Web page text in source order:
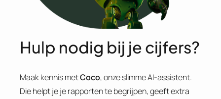
Hulp nodig bij je cijfers?
Maak kennis metCoco, onze slimme AI-assistent.
Die helpt je je rapporten te begrijpen, geeft extra